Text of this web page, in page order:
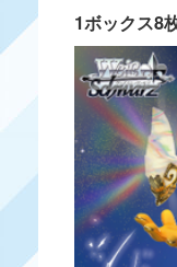
1ボックス8